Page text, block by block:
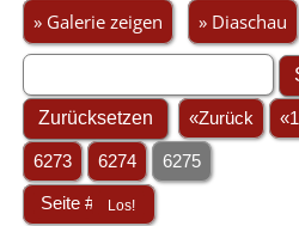
» Galerie zeigen » Diaschau
«Zurück «1
6273 6274 6275